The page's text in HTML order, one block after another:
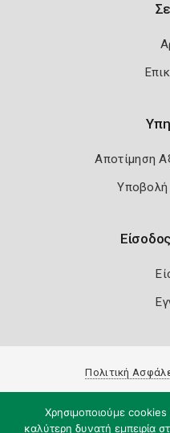
Αποτίμηση
Πολιτική
Χρησιμοποιούμε
καλύτερη δυνατή εμπειρία